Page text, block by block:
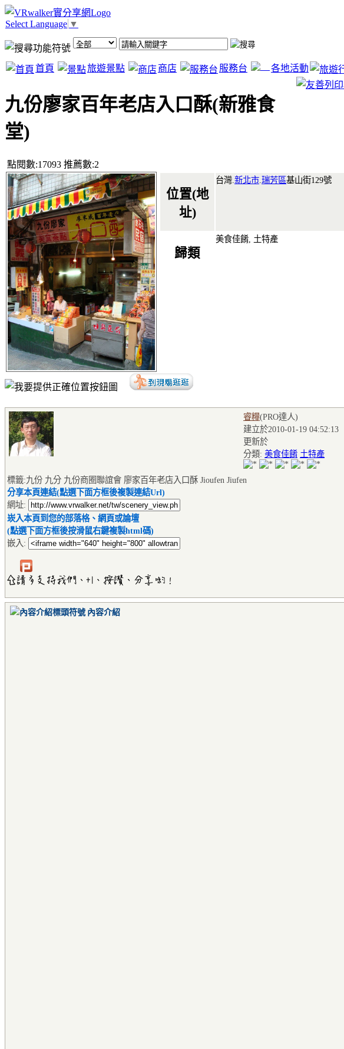
Select Language ▼
首頁 旅遊景點 商店 服務台 各地活動
九份廖家百年老店入口酥(新雅食
堂)
點閱數:17093 推薦數:2
位置(地
址)
台灣. 新北市 瑞芳區基山街129號
歸類
美食佳餚, 土特產
睿糧(PRO達人)
建立於2010-01-19 04:52:13
更新於
分類: 美食佳餚 土特產
標籤:九份 九分 九份商圈聯誼會 廖家百年老店入口酥 Jioufen Jiufen
分享本頁連結(點選下面方框後複製連結Url)
網址:
崁入本頁到您的部落格、網頁或論壇
(點選下面方框後按滑鼠右鍵複製html碼)
嵌入:
內容介紹